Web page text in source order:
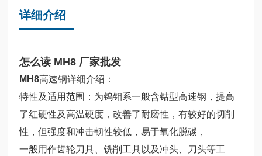
详细介绍
怎么读 MH8 厂家批发
MH8高速钢详细介绍：
特性及适用范围：为钨钼系一般含钴型高速钢，提高
了红硬性及高温硬度，改善了耐磨性，有较好的切削
性，但强度和冲击韧性较低，易于氧化脱碳，
一般用作齿轮刀具、铣削工具以及冲头、刀头等工